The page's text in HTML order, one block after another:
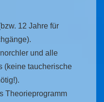
12 Jahre für
und alle
(keine taucherische
Theorieprogramm